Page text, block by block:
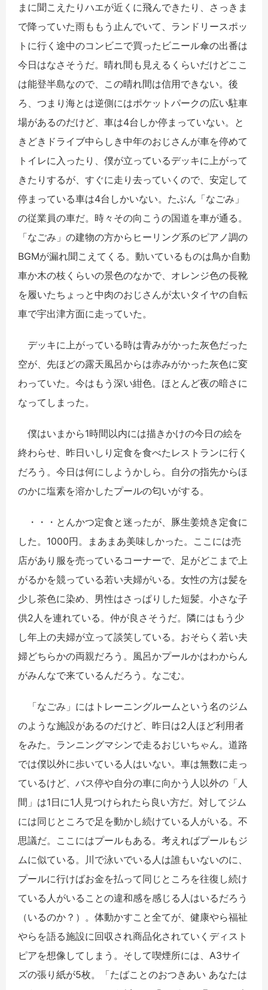
まに聞こえたりハエが近くに飛んできたり、さっきま
で降っていた雨ももう止んでいて、ランドリースポッ
トに行く途中のコンビニで買ったビニール傘の出番は
今日はなさそうだ。晴れ間も見えるくらいだけどここ
は能登半島なので、この晴れ間は信用できない。後
ろ、つまり海とは逆側にはポケットパークの広い駐車
場があるのだけど、車は4台しか停まっていない。と
きどきドライブ中らしき中年のおじさんが車を停めて
トイレに入ったり、僕が立っているデッキに上がって
きたりするが、すぐに走り去っていくので、安定して
停まっている車は4台しかいない。たぶん「なごみ」
の従業員の車だ。時々その向こうの国道を車が通る。
「なごみ」の建物の方からヒーリング系のピアノ調の
BGMが漏れ聞こえてくる。動いているものは鳥か自動
車か木の枝くらいの景色のなかで、オレンジ色の長靴
を履いたちょっと中肉のおじさんが太いタイヤの自転
車で宇出津方面に走っていた。
デッキに上がっている時は青みがかった灰色だった
空が、先ほどの露天風呂からは赤みがかった灰色に変
わっていた。今はもう深い紺色。ほとんど夜の暗さに
なってしまった。
僕はいまから1時間以内には描きかけの今日の絵を
終わらせ、昨日いしり定食を食べたレストランに行く
だろう。今日は何にしようかしら。自分の指先からほ
のかに塩素を溶かしたプールの匂いがする。
・・・とんかつ定食と迷ったが、豚生姜焼き定食に
した。1000円。まあまあ美味しかった。ここには売
店があり服を売っているコーナーで、足がどこまで上
がるかを競っている若い夫婦がいる。女性の方は髪を
少し茶色に染め、男性はさっぱりした短髪。小さな子
供2人を連れている。仲が良さそうだ。隣にはもう少
し年上の夫婦が立って談笑している。おそらく若い夫
婦どちらかの両親だろう。風呂かプールかはわからん
がみんなで来ているんだろう。なごむ。
「なごみ」にはトレーニングルームという名のジム
のような施設があるのだけど、昨日は2人ほど利用者
をみた。ランニングマシンで走るおじいちゃん。道路
では僕以外に歩いている人はいない。車は無数に走っ
ているけど、バス停や自分の車に向かう人以外の「人
間」は1日に1人見つけられたら良い方だ。対してジム
には同じところで足を動かし続けている人がいる。不
思議だ。ここにはプールもある。考えればプールもジ
ムに似ている。川で泳いでいる人は誰もいないのに、
プールに行けばお金を払って同じところを往復し続け
ている人がいることの違和感を感じる人はいるだろう
（いるのか？）。体動かすこと全てが、健康やら福祉
やらを語る施設に回収され商品化されていくディスト
ピアを想像してしまう。そして喫煙所には、A3サイ
ズの張り紙が5枚。「たばことのおつきあい あなたは